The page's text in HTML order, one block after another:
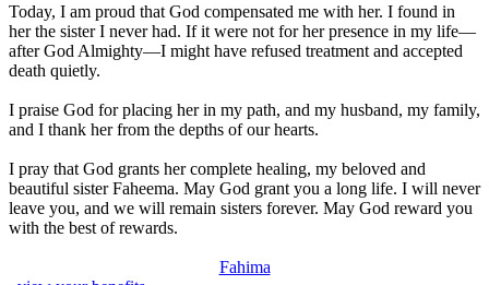
Today, I am proud that God compensated me with her. I found in
her the sister I never had. If it were not for her presence in my life—
after God Almighty—I might have refused treatment and accepted
death quietly.
I praise God for placing her in my path, and my husband, my family,
and I thank her from the depths of our hearts.
I pray that God grants her complete healing, my beloved and
beautiful sister Faheema. May God grant you a long life. I will never
leave you, and we will remain sisters forever. May God reward you
with the best of rewards.
Fahima